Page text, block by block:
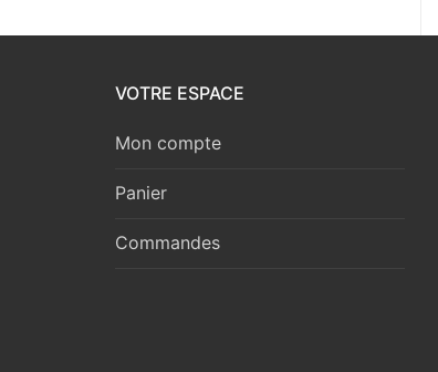
VOTRE ESPACE
Mon compte
Panier
Commandes